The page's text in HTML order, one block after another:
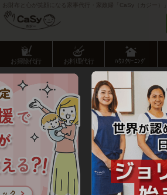
お財布と心が笑顔になる家事代行・家政婦「CaSy（カジー）」
お掃除代行 お料理代行 ﾊｳｽｸﾘｰﾆﾝｸﾞ
ログイン